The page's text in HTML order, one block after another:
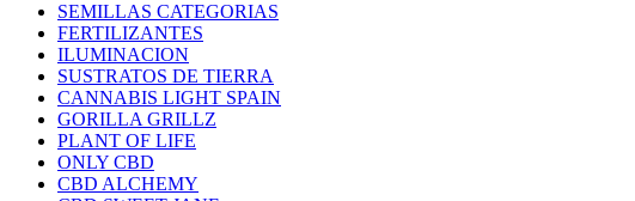
SEMILLAS CATEGORIAS
FERTILIZANTES
ILUMINACION
SUSTRATOS DE TIERRA
CANNABIS LIGHT SPAIN
GORILLA GRILLZ
PLANT OF LIFE
ONLY CBD
CBD ALCHEMY